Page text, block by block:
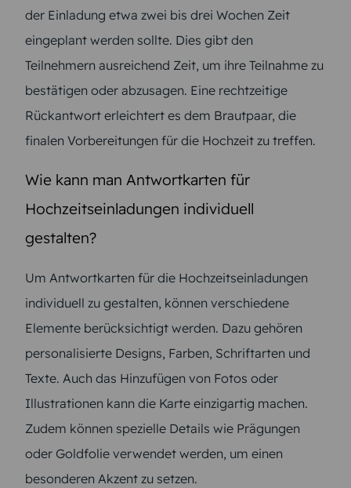
der Einladung etwa zwei bis drei Wochen Zeit
eingeplant werden sollte. Dies gibt den
Teilnehmern ausreichend Zeit, um ihre Teilnahme zu
bestätigen oder abzusagen. Eine rechtzeitige
Rückantwort erleichtert es dem Brautpaar, die
finalen Vorbereitungen für die Hochzeit zu treffen.
Wie kann man Antwortkarten für
Hochzeitseinladungen individuell
gestalten?
Um Antwortkarten für die Hochzeitseinladungen
individuell zu gestalten, können verschiedene
Elemente berücksichtigt werden. Dazu gehören
personalisierte Designs, Farben, Schriftarten und
Texte. Auch das Hinzufügen von Fotos oder
Illustrationen kann die Karte einzigartig machen.
Zudem können spezielle Details wie Prägungen
oder Goldfolie verwendet werden, um einen
besonderen Akzent zu setzen.